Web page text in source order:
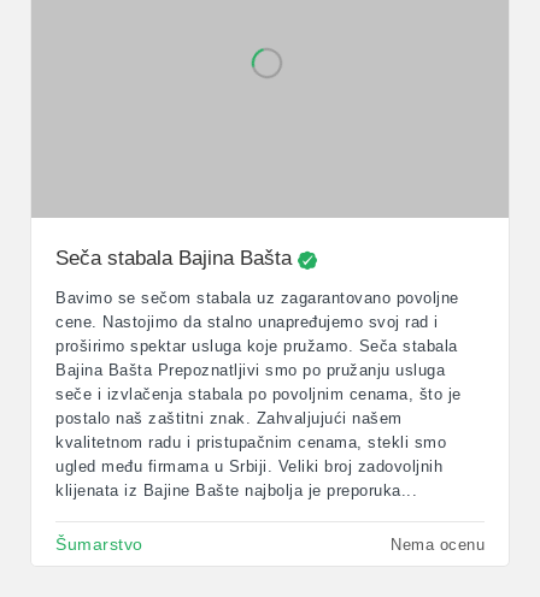
Seča stabala Bajina Bašta
Bavimo se sečom stabala uz zagarantovano povoljne
cene. Nastojimo da stalno unapređujemo svoj rad i
proširimo spektar usluga koje pružamo. Seča stabala
Bajina Bašta Prepoznatljivi smo po pružanju usluga
seče i izvlačenja stabala po povoljnim cenama, što je
postalo naš zaštitni znak. Zahvaljujući našem
kvalitetnom radu i pristupačnim cenama, stekli smo
ugled među firmama u Srbiji. Veliki broj zadovoljnih
klijenata iz Bajine Bašte najbolja je preporuka...
Šumarstvo Nema ocenu